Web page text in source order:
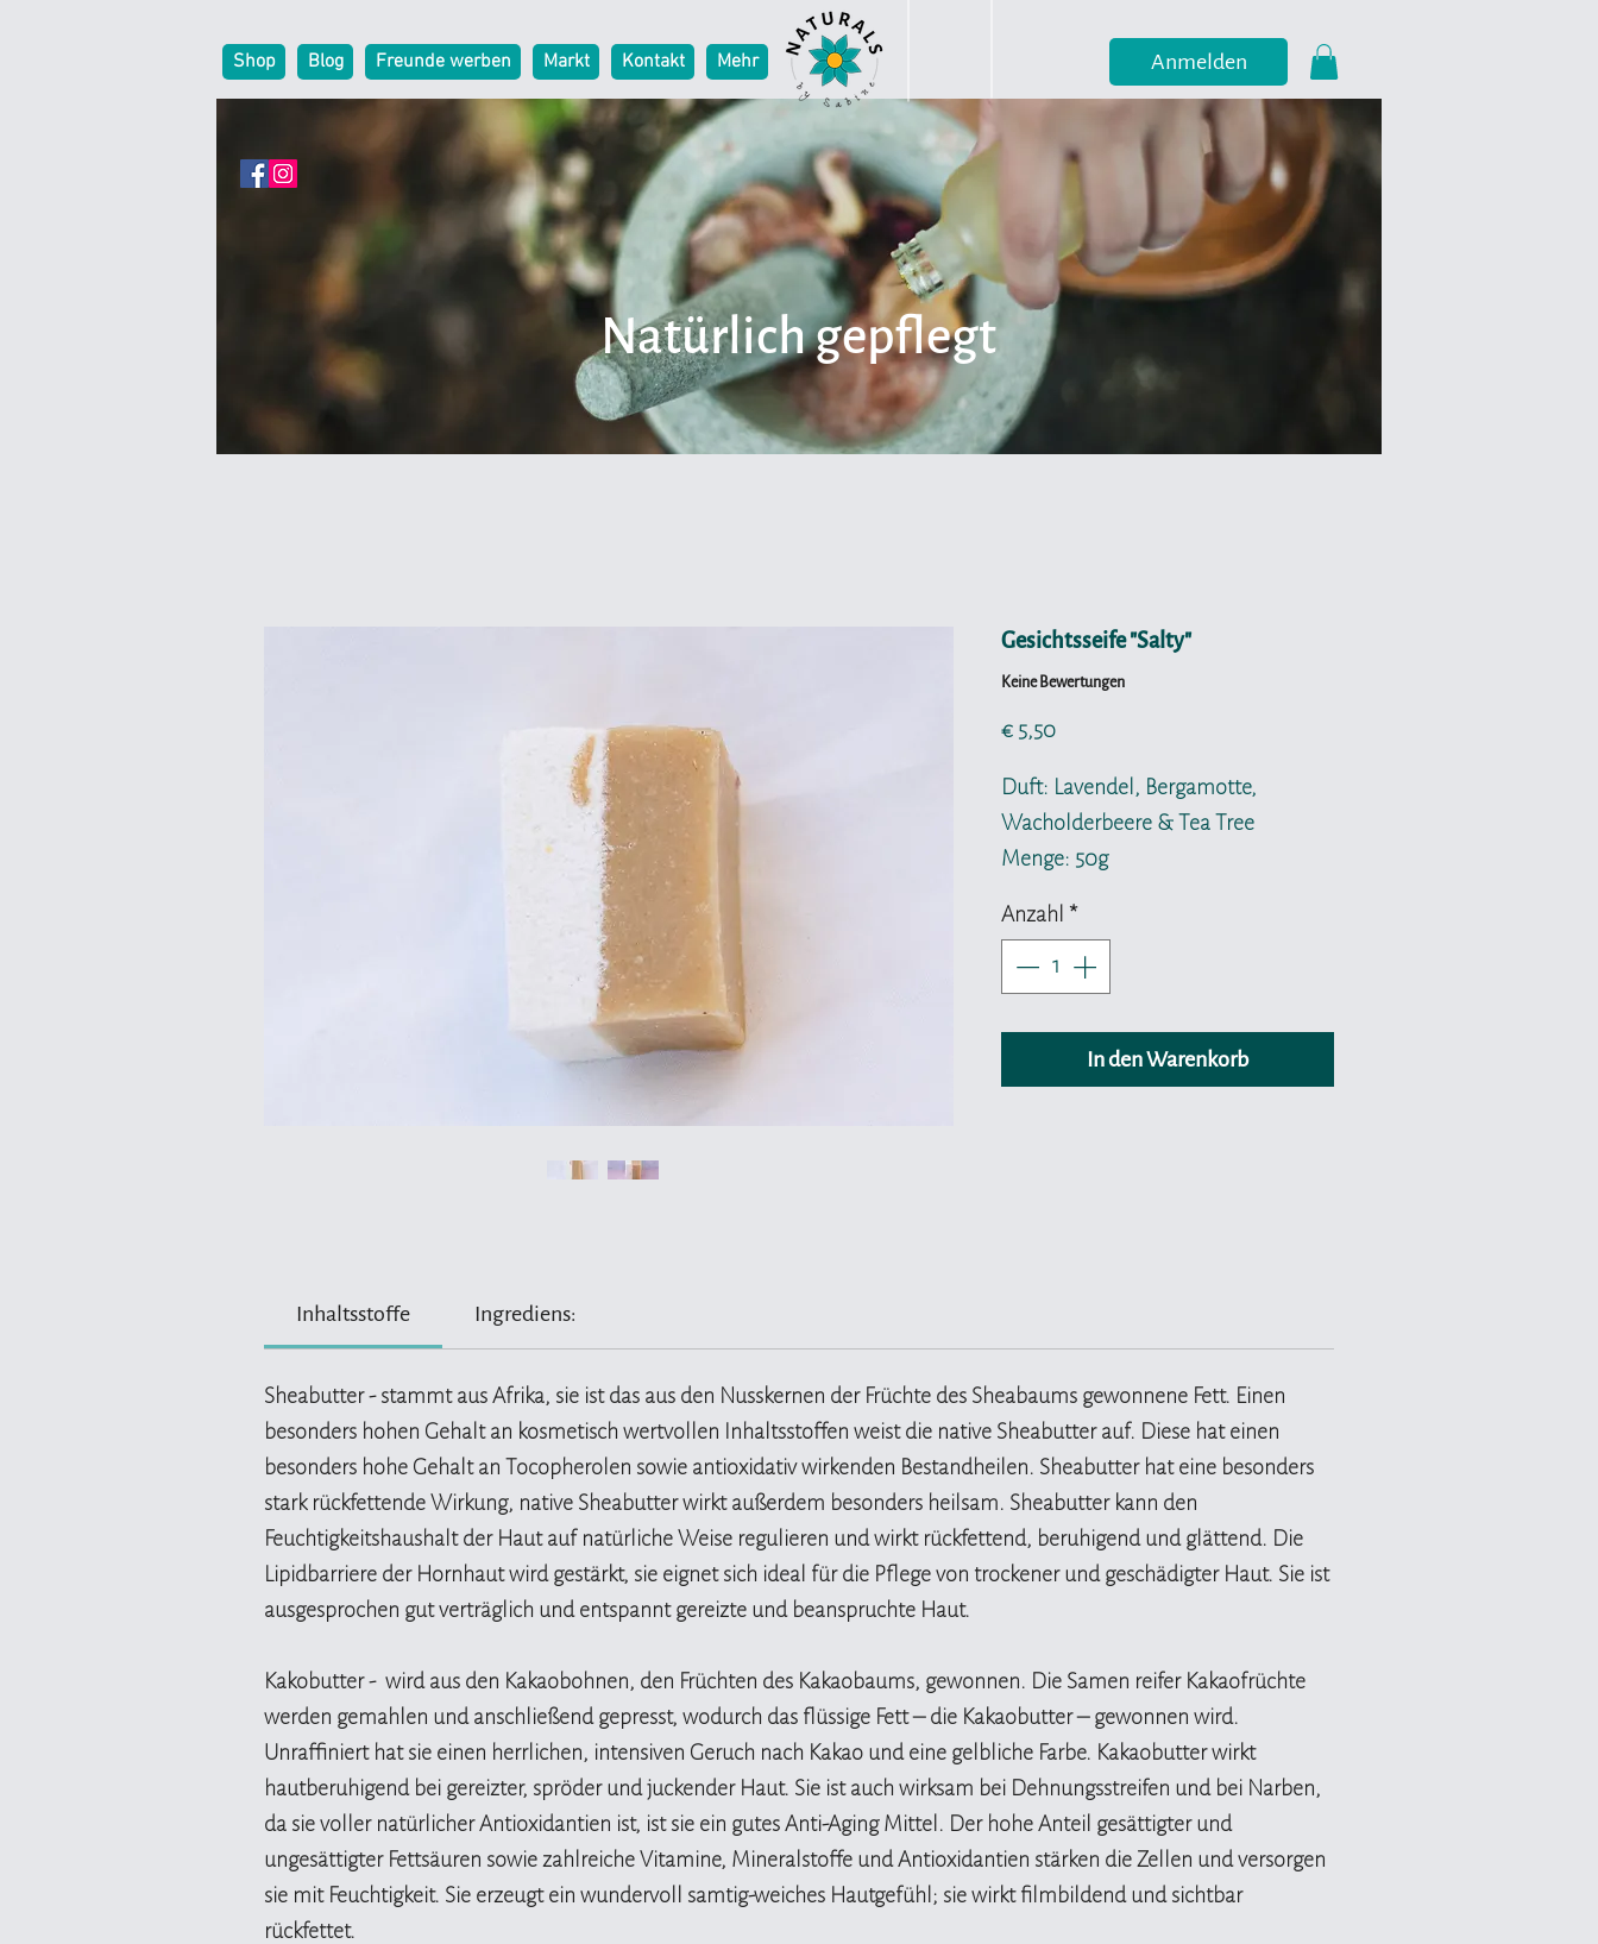
Shop Blog Freunde werben Markt Kontakt Mehr Anmelden
Natürlich gepflegt
Gesichtsseife "Salty"
Keine Bewertungen
€ 5,50Preis
Duft: Lavendel, Bergamotte,
Wacholderbeere & Tea Tree
Menge: 50g
Die Inhaltsstoffe der veganen
Gesichtsseifen sind speziell auf die
Ansprüche der empfindlichen
Gesichtshaut abgestimmt. Der
cremige Schaum reinigt sanft die
Das Salz wirkt ausgleichend, fördert
die Regeneration und regt die
Blutzirkulation an. Auch fettige Haut
kann davon profitieren, es werden
verstopfte Poren geöffnet und das
Hautbild nachhaltig verfeinert.
Porentiefe Reinigung fürs Gesicht mit
Anzahl *
In den Warenkorb
Inhaltsstoffe Ingrediens:
Sheabutter - stammt aus Afrika, sie ist das aus den Nusskernen der Früchte des Sheabaums gewonnene Fett. Einen
besonders hohen Gehalt an kosmetisch wertvollen Inhaltsstoffen weist die native Sheabutter auf. Diese hat einen
besonders hohe Gehalt an Tocopherolen sowie antioxidativ wirkenden Bestandheilen. Sheabutter hat eine besonders
stark rückfettende Wirkung, native Sheabutter wirkt außerdem besonders heilsam. Sheabutter kann den
Feuchtigkeitshaushalt der Haut auf natürliche Weise regulieren und wirkt rückfettend, beruhigend und glättend. Die
Lipidbarriere der Hornhaut wird gestärkt, sie eignet sich ideal für die Pflege von trockener und geschädigter Haut. Sie ist
ausgesprochen gut verträglich und entspannt gereizte und beanspruchte Haut.
Kakobutter - wird aus den Kakaobohnen, den Früchten des Kakaobaums, gewonnen. Die Samen reifer Kakaofrüchte
werden gemahlen und anschließend gepresst, wodurch das flüssige Fett – die Kakaobutter – gewonnen wird.
Unraffiniert hat sie einen herrlichen, intensiven Geruch nach Kakao und eine gelbliche Farbe. Kakaobutter wirkt
hautberuhigend bei gereizter, spröder und juckender Haut. Sie ist auch wirksam bei Dehnungsstreifen und bei Narben,
da sie voller natürlicher Antioxidantien ist, ist sie ein gutes Anti-Aging Mittel. Der hohe Anteil gesättigter und
ungesättigter Fettsäuren sowie zahlreiche Vitamine, Mineralstoffe und Antioxidantien stärken die Zellen und versorgen
sie mit Feuchtigkeit. Sie erzeugt ein wundervoll samtig-weiches Hautgefühl; sie wirkt filmbildend und sichtbar
rückfettet.